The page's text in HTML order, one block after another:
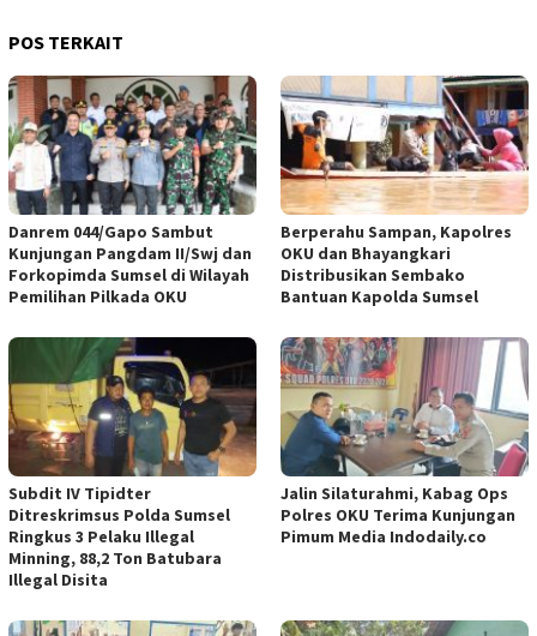
POS TERKAIT
Danrem 044/Gapo Sambut
Kunjungan Pangdam II/Swj dan
Forkopimda Sumsel di Wilayah
Pemilihan Pilkada OKU
Berperahu Sampan, Kapolres
OKU dan Bhayangkari
Distribusikan Sembako
Bantuan Kapolda Sumsel
Subdit IV Tipidter
Ditreskrimsus Polda Sumsel
Ringkus 3 Pelaku Illegal
Minning, 88,2 Ton Batubara
Illegal Disita
Jalin Silaturahmi, Kabag Ops
Polres OKU Terima Kunjungan
Pimum Media Indodaily.co